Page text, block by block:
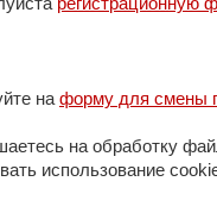
на форму для смены
на обработку
использование